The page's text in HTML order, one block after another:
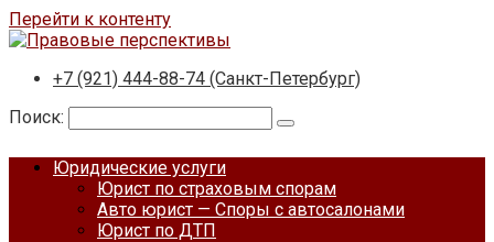
Перейти к контенту
+7 (921) 444-88-74 (Санкт-Петербург)
Поиск:
Юридические услуги
Юрист по страховым спорам
Авто юрист — Споры с автосалонами
Юрист по ДТП